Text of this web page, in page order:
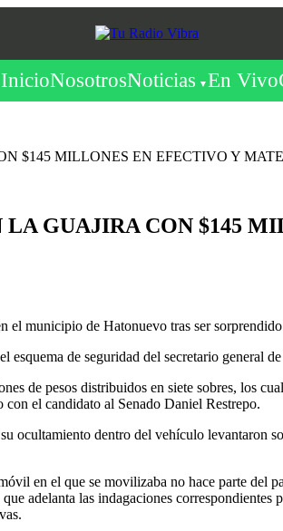
InicioNosotrosNoticias En Vivo
$145 MILLONES EN EFECTIVO Y
LA GUAJIRA CON $145
municipio de Hatonuevo tras ser
de seguridad del secretario general
de pesos distribuidos en siete sobres, los
el candidato al Senado Daniel Restrepo.
ocultamiento dentro del vehículo levantaron
en el que se movilizaba no hace parte del
adelanta las indagaciones correspondientes